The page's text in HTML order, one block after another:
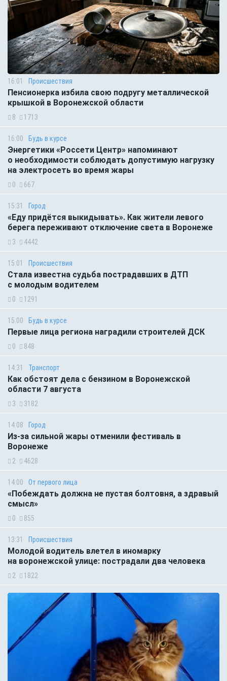
16:01 Происшествия
Пенсионерка избила свою подругу металлической
крышкой в Воронежской области
8 1713
16:00 Будь в курсе
Энергетики «Россети Центр» напоминают
о необходимости соблюдать допустимую нагрузку
на электросеть во время жары
0 667
15:31 Город
«Еду придётся выкидывать». Как жители левого
берега переживают отключение света в Воронеже
3 4442
15:01 Происшествия
Стала известна судьба пострадавших в ДТП
с молодым водителем
0 1291
15:00 Будь в курсе
Первые лица региона наградили строителей ДСК
0 848
14:31 Транспорт
Как обстоят дела с бензином в Воронежской
области 7 августа
3 3182
14:08 Город
Из-за сильной жары отменили фестиваль в
Воронеже
2 4628
14:00 От первого лица
«Побеждать должна не пустая болтовня, а здравый
смысл»
0 855
13:31 Происшествия
Молодой водитель влетел в иномарку
на воронежской улице: пострадали два человека
2 1822